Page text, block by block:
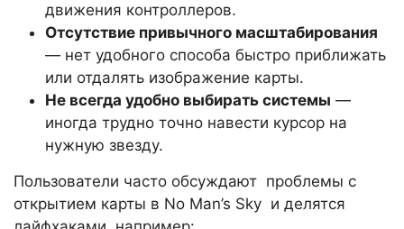
движения контроллеров.
Отсутствие привычного масштабирования
— нет удобного способа быстро приближать
или отдалять изображение карты.
Не всегда удобно выбирать системы —
иногда трудно точно навести курсор на
нужную звезду.
Пользователи часто обсуждают проблемы с
открытием карты в No Man’s Sky и делятся